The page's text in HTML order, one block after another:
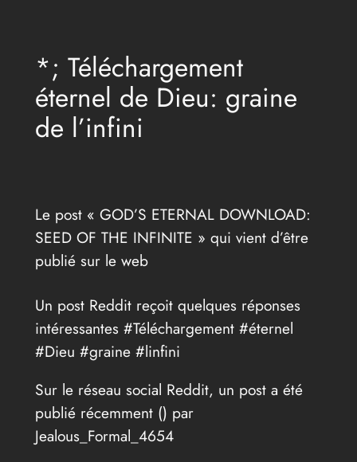
contenu*; Téléchargement
éternel de Dieu: graine
de l’infini
Le post « GOD’S ETERNAL DOWNLOAD:
SEED OF THE INFINITE » qui vient d’être
publié sur le web
Un post Reddit reçoit quelques réponses
intéressantes #Téléchargement #éternel
#Dieu #graine #linfini
Sur le réseau social Reddit, un post a été
publié récemment () par
Jealous_Formal_4654